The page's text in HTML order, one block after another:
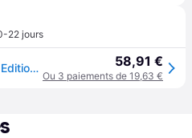
22 jours
Override 2: Ultraman Deluxe Edition (nsw) - Nintendo Switch (nintendo Switch) 58,91 €
Ou 3 paiements de 19,63 €